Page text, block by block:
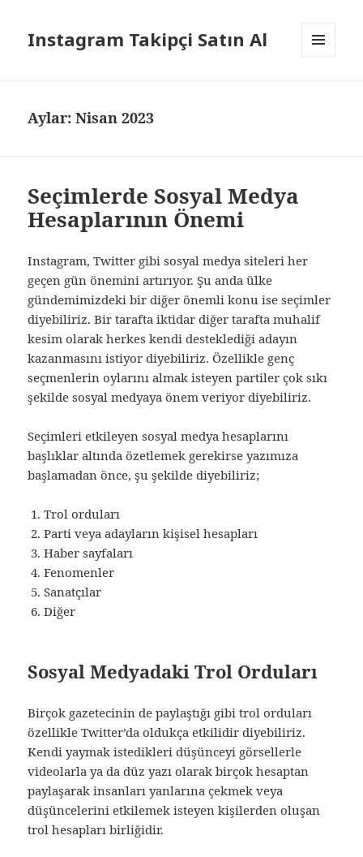
Instagram Takipçi Satın Al
Aylar: Nisan 2023
Seçimlerde Sosyal Medya
Hesaplarının Önemi
Instagram, Twitter gibi sosyal medya siteleri her
geçen gün önemini artırıyor. Şu anda ülke
gündemimizdeki bir diğer önemli konu ise seçimler
diyebiliriz. Bir tarafta iktidar diğer tarafta muhalif
kesim olarak herkes kendi desteklediği adayın
kazanmasını istiyor diyebiliriz. Özellikle genç
seçmenlerin oylarını almak isteyen partiler çok sıkı
şekilde sosyal medyaya önem veriyor diyebiliriz.
Seçimleri etkileyen sosyal medya hesaplarını
başlıklar altında özetlemek gerekirse yazımıza
başlamadan önce, şu şekilde diyebiliriz;
Trol orduları
Parti veya adayların kişisel hesapları
Haber sayfaları
Fenomenler
Sanatçılar
Diğer
Sosyal Medyadaki Trol Orduları
Birçok gazetecinin de paylaştığı gibi trol orduları
özellikle Twitter’da oldukça etkilidir diyebiliriz.
Kendi yaymak istedikleri düşünceyi görsellerle
videolarla ya da düz yazı olarak birçok hesaptan
paylaşarak insanları yanlarına çekmek veya
düşüncelerini etkilemek isteyen kişilerden oluşan
trol hesapları birliğidir.